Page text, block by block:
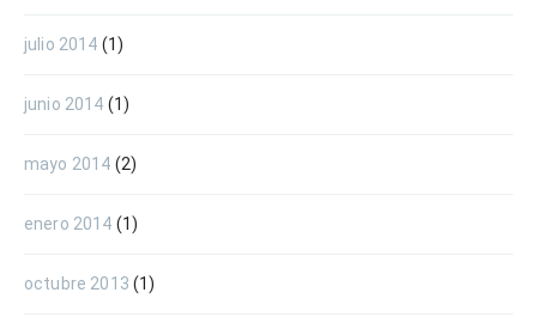
julio 2014 (1)
junio 2014 (1)
mayo 2014 (2)
enero 2014 (1)
octubre 2013 (1)